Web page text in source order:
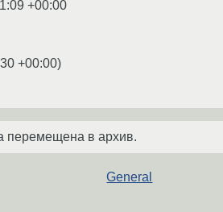
+00:00
+00:00)
перемещена в архив.
General